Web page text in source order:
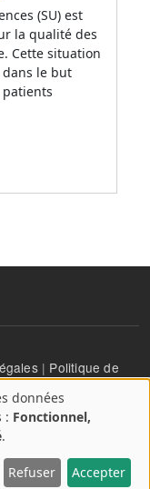
(SU) est
la qualité des
Cette situation
le but
patients
| Politique de
données
: Fonctionnel,
.
Refuser Accepter